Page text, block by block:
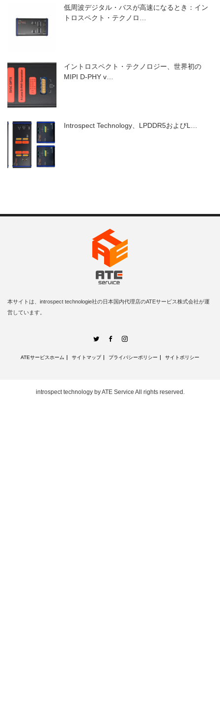
低周波デジタル・バスが高速になるとき：イン
トロスペクト・テクノロ…
イントロスペクト・テクノロジー、世界初の
MIPI D-PHY v…
Introspect Technology、LPDDR5およびL…
本サイトは、introspect technologie社の日本国内代理店のATEサービス株式会社が運
営しています。
TwitterFacebook
ATEサービスホーム サイトマップ プライバシーポリシー サイトポリシー
introspect technology by ATE Service All rights reserved.